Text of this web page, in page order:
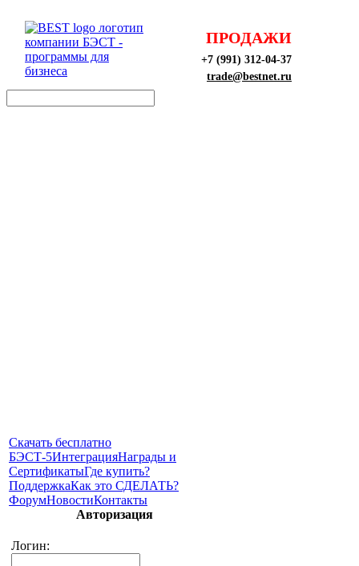
ПРОДАЖИ
+7 (991) 312-04-37
trade@bestnet.ru
Скачать бесплатно
БЭСТ-5ИнтеграцияНаграды и
СертификатыГде купить?
ПоддержкаКак это СДЕЛАТЬ?
ФорумНовостиКонтакты
Авторизация
Логин: